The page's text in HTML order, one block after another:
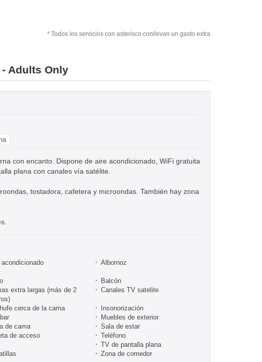
* Todos los servicios con asterisco conllevan un gasto extra
Adults Only
con encanto. Dispone de aire acondicionado, WiFi gratuita
plana con canales vía satélite.
tostadora, cafetera y microondas. También hay zona
Albornoz
Balcón
extra largas (más de 2
Canales TV satelite
cerca de la cama
Insonorización
Muebles de exterior
de cama
Sala de estar
de acceso
Teléfono
TV de pantalla plana
Zona de comedor